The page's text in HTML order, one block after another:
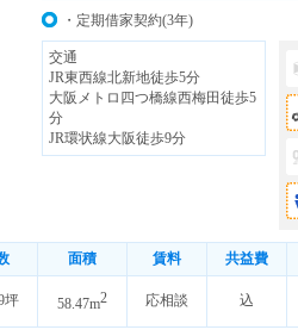
・定期借家契約(3年)
交通
JR東西線北新地徒歩5分
大阪メトロ四つ橋線西梅田徒歩5
分
JR環状線大阪徒歩9分
面積 賃料 共益費
坪 58.47m2 応相談 込